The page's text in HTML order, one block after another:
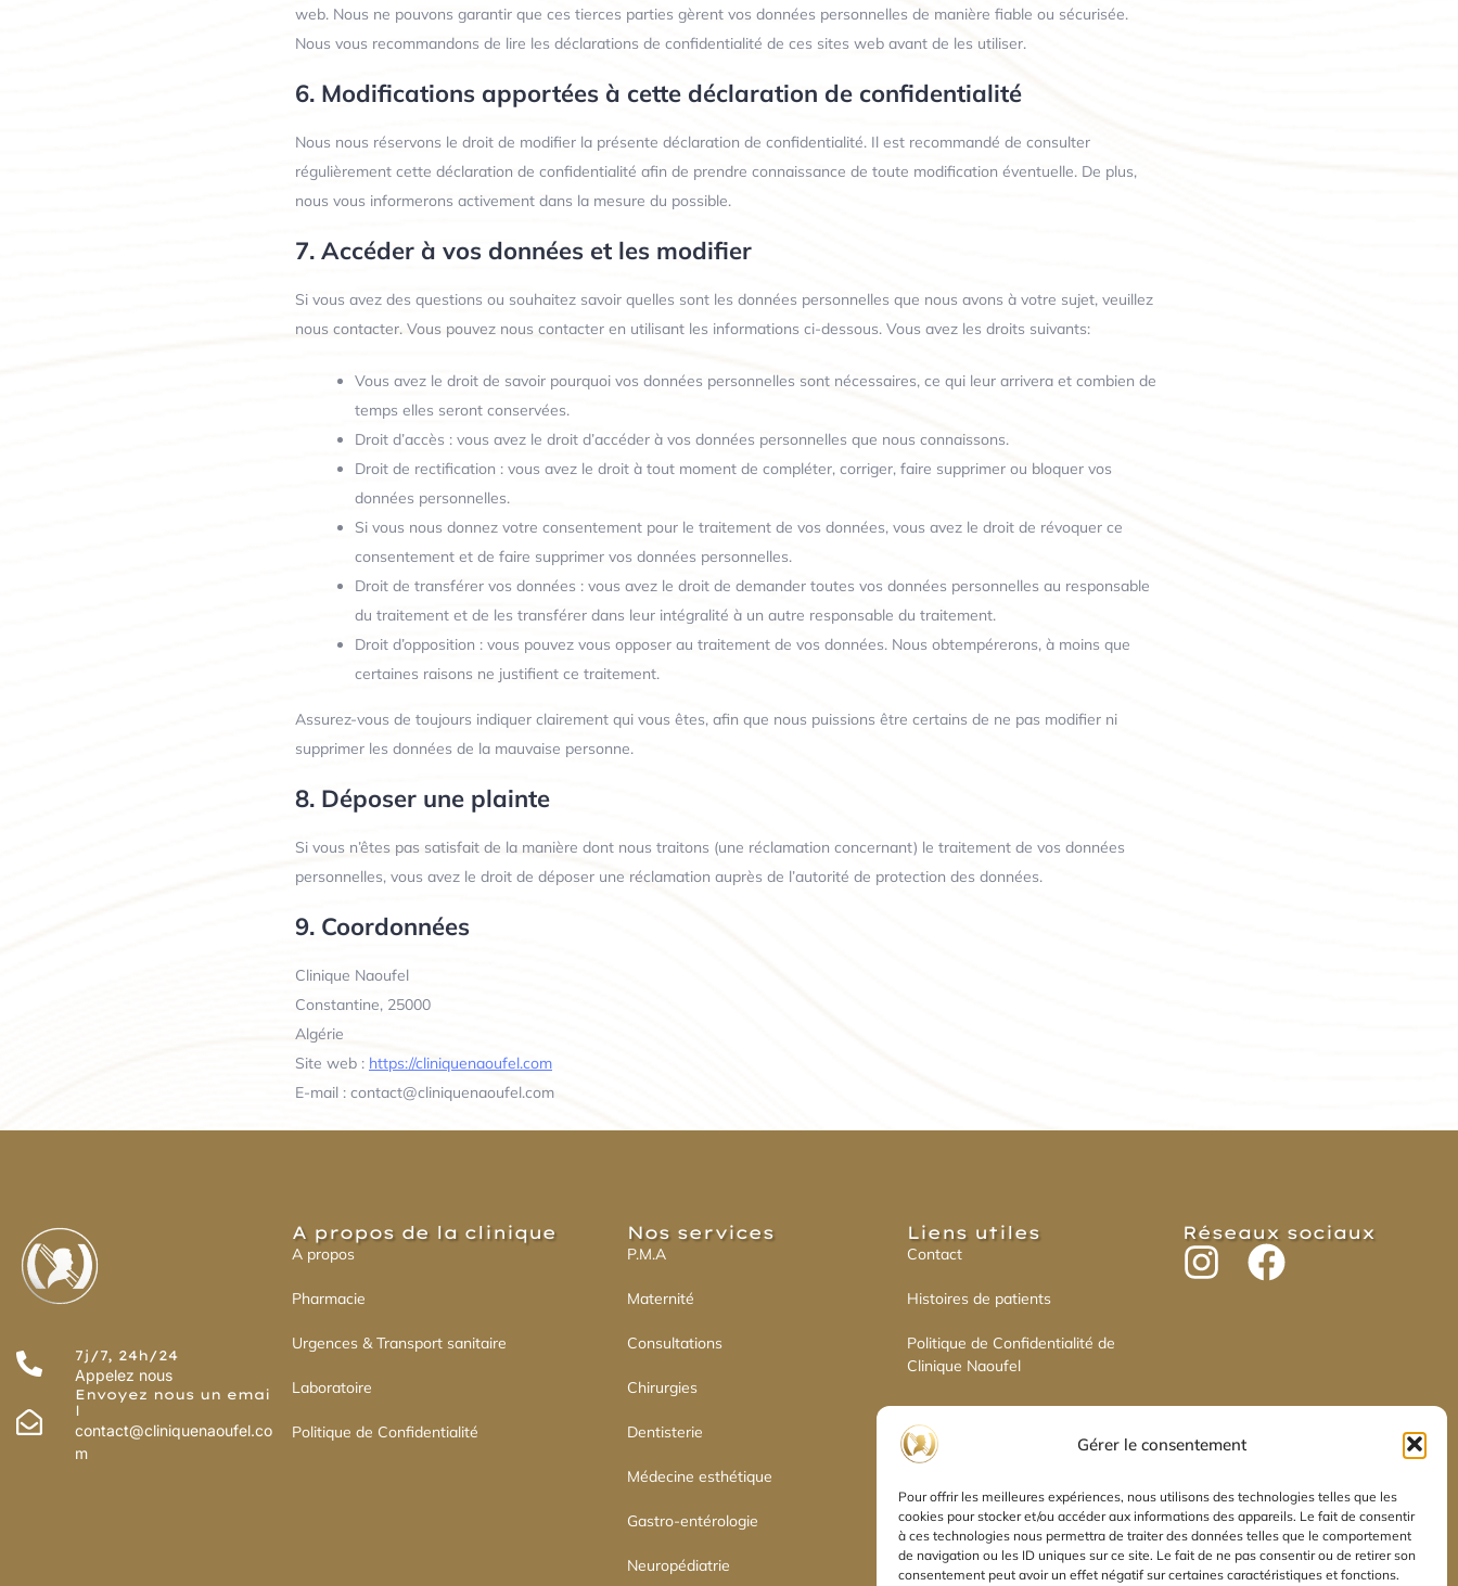
Gérer le consentement
Pour offrir les meilleures expériences, nous utilisons des technologies telles que les
cookies pour stocker et/ou accéder aux informations des appareils. Le fait de consentir
à ces technologies nous permettra de traiter des données telles que le comportement
de navigation ou les ID uniques sur ce site. Le fait de ne pas consentir ou de retirer son
consentement peut avoir un effet négatif sur certaines caractéristiques et fonctions.
web. Nous ne pouvons garantir que ces tierces parties gèrent vos données personnelles de manière fiable ou sécurisée.
Nous vous recommandons de lire les déclarations de confidentialité de ces sites web avant de les utiliser.
6. Modifications apportées à cette déclaration de confidentialité
Nous nous réservons le droit de modifier la présente déclaration de confidentialité. Il est recommandé de consulter
régulièrement cette déclaration de confidentialité afin de prendre connaissance de toute modification éventuelle. De plus,
nous vous informerons activement dans la mesure du possible.
7. Accéder à vos données et les modifier
Si vous avez des questions ou souhaitez savoir quelles sont les données personnelles que nous avons à votre sujet, veuillez
nous contacter. Vous pouvez nous contacter en utilisant les informations ci-dessous. Vous avez les droits suivants:
Vous avez le droit de savoir pourquoi vos données personnelles sont nécessaires, ce qui leur arrivera et combien de
temps elles seront conservées.
Droit d’accès : vous avez le droit d’accéder à vos données personnelles que nous connaissons.
Droit de rectification : vous avez le droit à tout moment de compléter, corriger, faire supprimer ou bloquer vos
données personnelles.
Si vous nous donnez votre consentement pour le traitement de vos données, vous avez le droit de révoquer ce
consentement et de faire supprimer vos données personnelles.
Droit de transférer vos données : vous avez le droit de demander toutes vos données personnelles au responsable
du traitement et de les transférer dans leur intégralité à un autre responsable du traitement.
Droit d’opposition : vous pouvez vous opposer au traitement de vos données. Nous obtempérerons, à moins que
certaines raisons ne justifient ce traitement.
Assurez-vous de toujours indiquer clairement qui vous êtes, afin que nous puissions être certains de ne pas modifier ni
supprimer les données de la mauvaise personne.
8. Déposer une plainte
Si vous n’êtes pas satisfait de la manière dont nous traitons (une réclamation concernant) le traitement de vos données
personnelles, vous avez le droit de déposer une réclamation auprès de l’autorité de protection des données.
9. Coordonnées
Clinique Naoufel
Constantine, 25000
Algérie
Site web : https://cliniquenaoufel.com
E-mail : contact@cliniquenaoufel.com
7j/7, 24h/24
Appelez nous
Envoyez nous un emai
l
contact@cliniquenaoufel.co
m
A propos de la clinique
A propos
Pharmacie
Urgences & Transport sanitaire
Laboratoire
Politique de Confidentialité
Nos services​
P.M.A
Maternité
Consultations
Chirurgies
Dentisterie
Médecine esthétique
Gastro-entérologie
Neuropédiatrie
Liens utiles​
Contact
Histoires de patients
Politique de Confidentialité de
Clinique Naoufel
Politique de cookies
Déclaration de confidentialité
Réseaux sociaux​